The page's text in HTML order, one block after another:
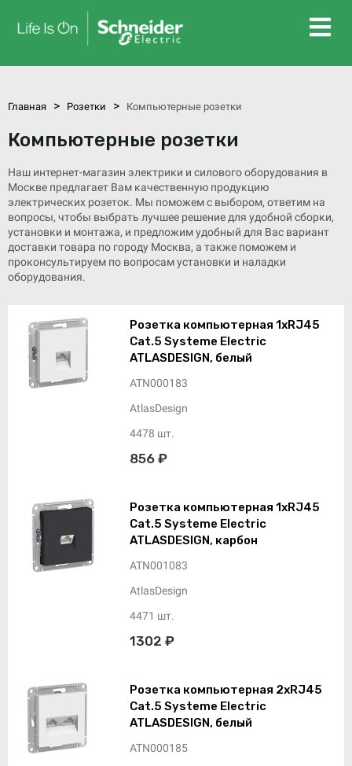
Главная > Розетки > Компьютерные розетки
Компьютерные розетки
Наш интернет-магазин электрики и силового оборудования в
Москве предлагает Вам качественную продукцию
электрических розеток. Мы поможем с выбором, ответим на
вопросы, чтобы выбрать лучшее решение для удобной сборки,
установки и монтажа, и предложим удобный для Вас вариант
доставки товара по городу Москва, а также поможем и
проконсультируем по вопросам установки и наладки
оборудования.
Розетка компьютерная 1xRJ45
Cat.5 Systeme Electric
ATLASDESIGN, белый
ATN000183
AtlasDesign
4478 шт.
856 ₽
Розетка компьютерная 1xRJ45
Cat.5 Systeme Electric
ATLASDESIGN, карбон
ATN001083
AtlasDesign
4471 шт.
1302 ₽
Розетка компьютерная 2xRJ45
Cat.5 Systeme Electric
ATLASDESIGN, белый
ATN000185